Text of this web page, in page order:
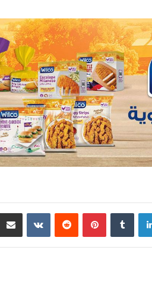
لينكدإن بينتيريست